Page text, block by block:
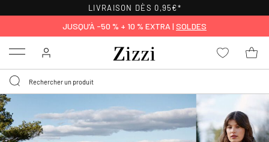
JUSQU’À -50 % + 10 % EXTRA | SOLDES
Menu